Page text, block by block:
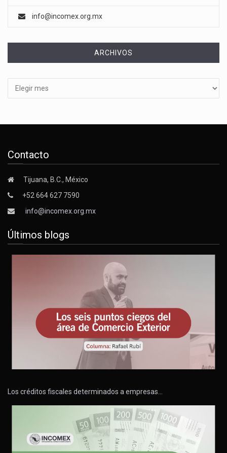
info@incomex.org.mx
ARCHIVOS
Contacto
Tijuana, B.C., México
+52 664 627 7590
info@incomex.org.mx
Últimos blogs
Los créditos fiscales determinados a empresas…